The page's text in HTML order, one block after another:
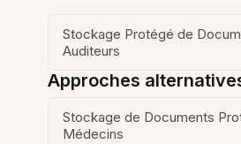
Stockage Protégé de
Auditeurs
Approches
Stockage de Documents
Médecins